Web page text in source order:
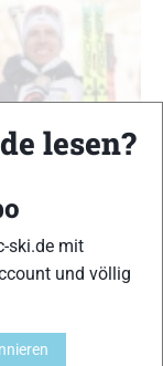
Giacomel
lesen?
ski.de mit
und völlig